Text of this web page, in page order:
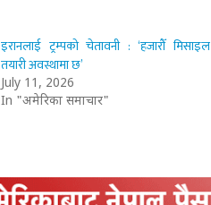
इरानलाई ट्रम्पको चेतावनी : ‘हजारौँ मिसाइल
तयारी अवस्थामा छ’
July 11, 2026
In "अमेरिका समाचार"